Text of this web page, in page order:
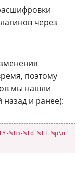
через
поэтому
мы нашли
и ранее):
%Td %TT %p\n'